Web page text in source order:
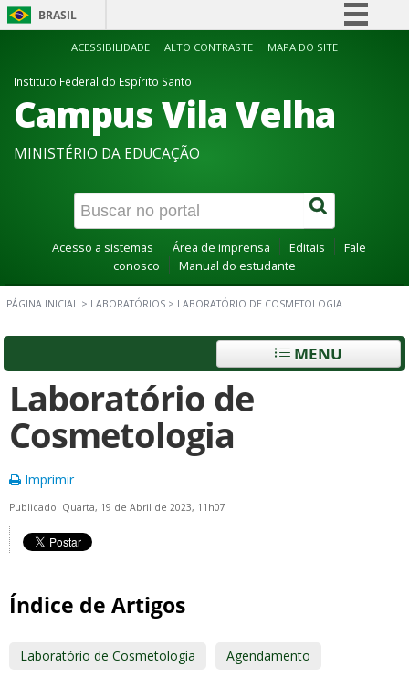
BRASIL
Simplifique!
Participe
Acesso à informação
Canais
ACESSIBILIDADE ALTO CONTRASTE MAPA DO SITE
Instituto Federal do Espírito Santo
Campus Vila Velha
MINISTÉRIO DA EDUCAÇÃO
Acesso a sistemas Área de imprensa Editais
Fale
conosco
Manual do estudante
PÁGINA INICIAL > LABORATÓRIOS > LABORATÓRIO DE COSMETOLOGIA
MENU
Laboratório de
Cosmetologia
Imprimir
Publicado: Quarta, 19 de Abril de 2023, 11h07
Índice de Artigos
Laboratório de Cosmetologia Agendamento